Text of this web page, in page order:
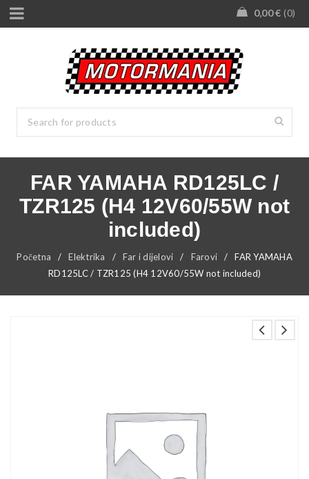
0,00€ 0
FAR YAMAHA RD125LC /
TZR125 (H4 12V60/55W not
included)
Početna / Elektrika / Far i dijelovi / Farovi /
FAR YAMAHA
RD125LC / TZR125 (H4 12V60/55W not included)